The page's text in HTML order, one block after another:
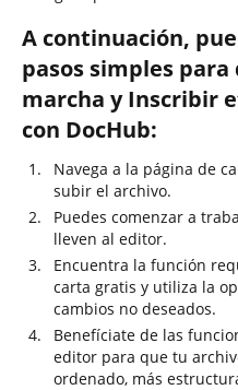
A continuación,
pasos simples para
marcha y Inscribir
con DocHub:
Navega a la página de
subir el archivo.
Puedes comenzar a
lleven al editor.
Encuentra la función
carta gratis y utiliza la
cambios no deseados.
Benefíciate de las
editor para que tu
ordenado, más